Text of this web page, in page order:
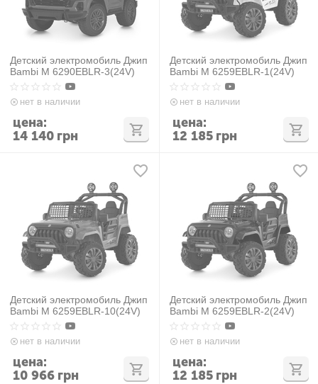
Детский электромобиль Джип
Bambi M 6290EBLR-3(24V)
нет в наличии
14 140 грн
цена:
Детский электромобиль Джип
Bambi M 6259EBLR-1(24V)
нет в наличии
12 185 грн
цена:
Детский электромобиль Джип
Bambi M 6259EBLR-10(24V)
нет в наличии
10 966 грн
цена:
Детский электромобиль Джип
Bambi M 6259EBLR-2(24V)
нет в наличии
12 185 грн
цена: